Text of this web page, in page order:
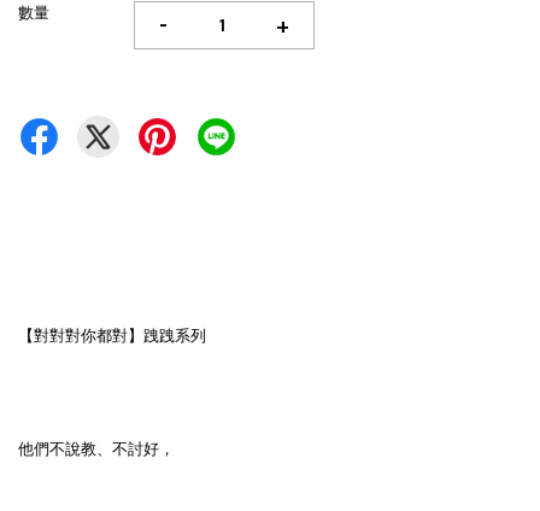
數量 - +
【對對對你都對】跩跩系列
他們不說教、不討好，